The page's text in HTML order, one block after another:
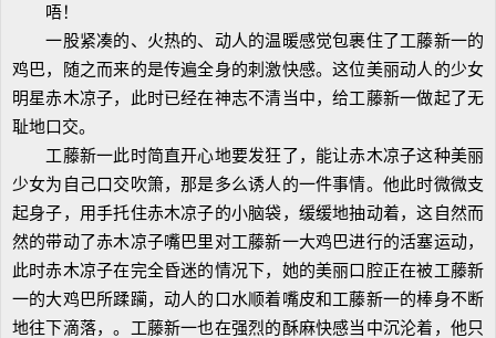
唔！
一股紧凑的、火热的、动人的温暖感觉包裹住了工藤新一的
鸡巴，随之而来的是传遍全身的刺激快感。这位美丽动人的少女
明星赤木凉子，此时已经在神志不清当中，给工藤新一做起了无
耻地口交。
工藤新一此时简直开心地要发狂了，能让赤木凉子这种美丽
少女为自己口交吹箫，那是多么诱人的一件事情。他此时微微支
起身子，用手托住赤木凉子的小脑袋，缓缓地抽动着，这自然而
然的带动了赤木凉子嘴巴里对工藤新一大鸡巴进行的活塞运动，
此时赤木凉子在完全昏迷的情况下，她的美丽口腔正在被工藤新
一的大鸡巴所蹂躏，动人的口水顺着嘴皮和工藤新一的棒身不断
地往下滴落，。工藤新一也在强烈的酥麻快感当中沉沦着，他只